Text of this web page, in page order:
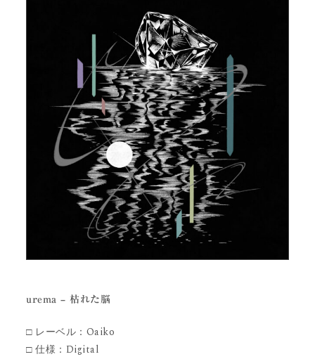
urema – 枯れた脳
□ レーベル：Oaiko
□ 仕様：Digital